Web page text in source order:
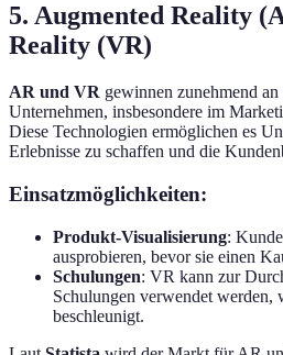
5. Augmented Reality
Reality (VR)
AR und VR gewinnen zunehmend
Unternehmen, insbesondere im
Diese Technologien ermöglichen es
Erlebnisse zu schaffen und die
Einsatzmöglichkeiten:
Produkt-Visualisierung:
ausprobieren, bevor sie einen
Schulungen: VR kann zur
Schulungen verwendet werden,
beschleunigt.